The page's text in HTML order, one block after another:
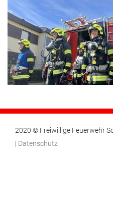
2020 © Freiwillige Feuerwehr
| Datenschutz